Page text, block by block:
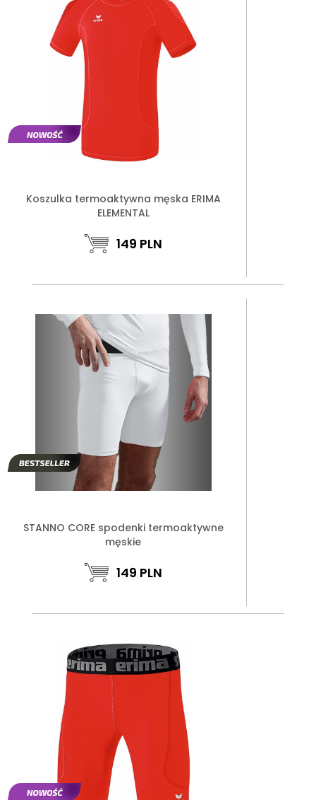
Koszulka termoaktywna męska ERIMA
ELEMENTAL
149 PLN
STANNO CORE spodenki termoaktywne
męskie
149 PLN